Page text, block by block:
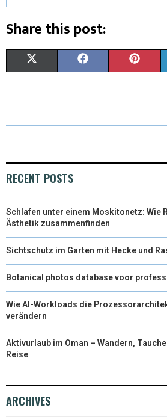
Share this post:
W
E
)
E
K
T
S
RECENT POSTS
Schlafen unter einem Moskitonetz: Wie
Ästhetik zusammenfinden
Sichtschutz im Garten mit Hecke und
Botanical photos database voor
Wie AI-Workloads die
verändern
Aktivurlaub im Oman – Wandern,
Reise
ARCHIVES